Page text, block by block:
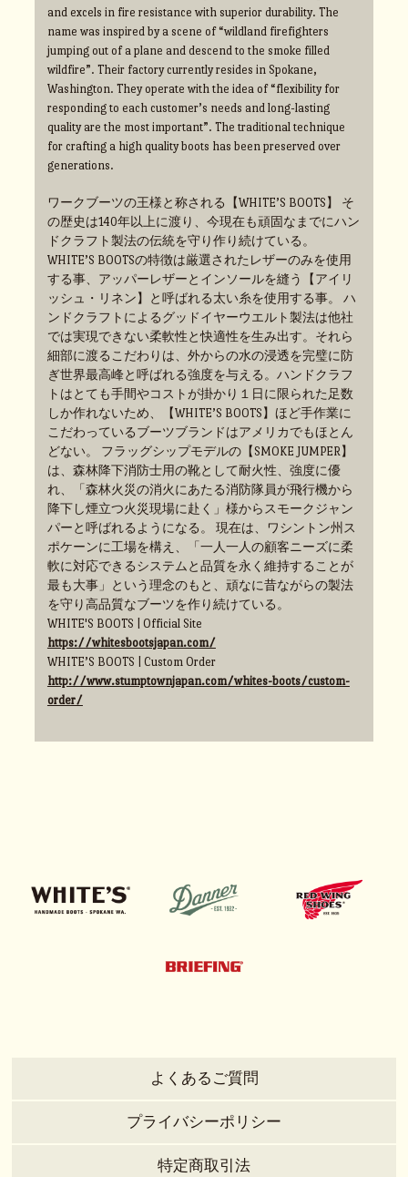
and excels in fire resistance with superior durability. The
name was inspired by a scene of “wildland firefighters
jumping out of a plane and descend to the smoke filled
wildfire”. Their factory currently resides in Spokane,
Washington. They operate with the idea of “flexibility for
responding to each customer’s needs and long-lasting
quality are the most important”. The traditional technique
for crafting a high quality boots has been preserved over
generations.
ワークブーツの王様と称される【WHITE’S BOOTS】 そ
の歴史は140年以上に渡り、今現在も頑固なまでにハン
ドクラフト製法の伝統を守り作り続けている。
WHITE’S BOOTSの特徴は厳選されたレザーのみを使用
する事、アッパーレザーとインソールを縫う【アイリ
ッシュ・リネン】と呼ばれる太い糸を使用する事。 ハ
ンドクラフトによるグッドイヤーウエルト製法は他社
では実現できない柔軟性と快適性を生み出す。それら
細部に渡るこだわりは、外からの水の浸透を完璧に防
ぎ世界最高峰と呼ばれる強度を与える。ハンドクラフ
トはとても手間やコストが掛かり１日に限られた足数
しか作れないため、【WHITE’S BOOTS】ほど手作業に
こだわっているブーツブランドはアメリカでもほとん
どない。 フラッグシップモデルの【SMOKE JUMPER】
は、森林降下消防士用の靴として耐火性、強度に優
れ、「森林火災の消火にあたる消防隊員が飛行機から
降下し煙立つ火災現場に赴く」様からスモークジャン
パーと呼ばれるようになる。 現在は、ワシントン州ス
ポケーンに工場を構え、「一人一人の顧客ニーズに柔
軟に対応できるシステムと品質を永く維持することが
最も大事」という理念のもと、頑なに昔ながらの製法
を守り高品質なブーツを作り続けている。
WHITE'S BOOTS | Official Site
https://whitesbootsjapan.com/
WHITE’S BOOTS | Custom Order
http://www.stumptownjapan.com/whites-boots/custom-
order/
よくあるご質問
プライバシーポリシー
特定商取引法